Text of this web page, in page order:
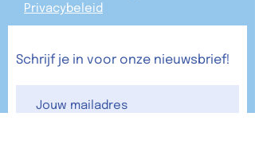
Privacybeleid
Schrijf je in voor onze nieuwsbrief!